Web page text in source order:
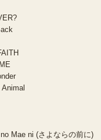
Mae ni (さよならの前に)